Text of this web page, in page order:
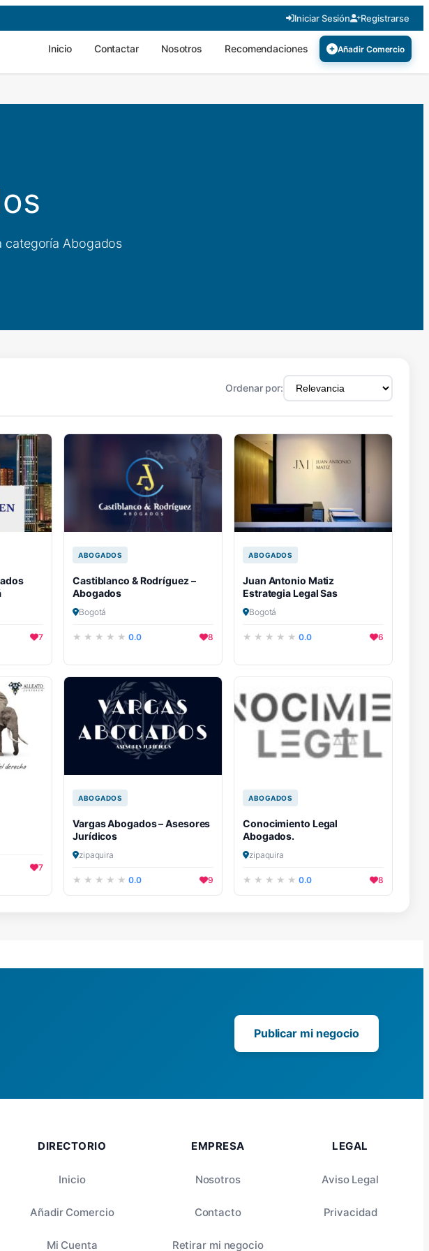
Iniciar Sesión Registrarse
Inicio Contactar Nosotros Recomendaciones Añadir Comercio
categoría Abogados
Ordenar por:
7
ABOGADOS
Castiblanco & Rodríguez –
Abogados
Bogotá
0.0 8
ABOGADOS
Juan Antonio Matiz
Estrategia Legal Sas
Bogotá
0.0 6
7
ABOGADOS
Vargas Abogados – Asesores
Jurídicos
zipaquira
0.0 9
ABOGADOS
Conocimiento Legal
Abogados.
zipaquira
0.0 8
Publicar mi negocio
DIRECTORIO
Inicio
Añadir Comercio
Mi Cuenta
EMPRESA
Nosotros
Contacto
Retirar mi negocio
LEGAL
Aviso Legal
Privacidad